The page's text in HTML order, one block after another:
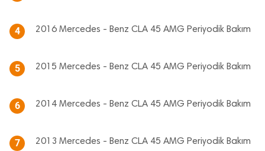
4 2016 Mercedes - Benz CLA 45 AMG Periyodik Bakım
5 2015 Mercedes - Benz CLA 45 AMG Periyodik Bakım
6 2014 Mercedes - Benz CLA 45 AMG Periyodik Bakım
7 2013 Mercedes - Benz CLA 45 AMG Periyodik Bakım